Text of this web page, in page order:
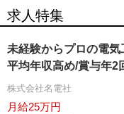
求人特集
未経験からプロの電
平均年収高め/賞与年2
株式会社名電社
月給25万円